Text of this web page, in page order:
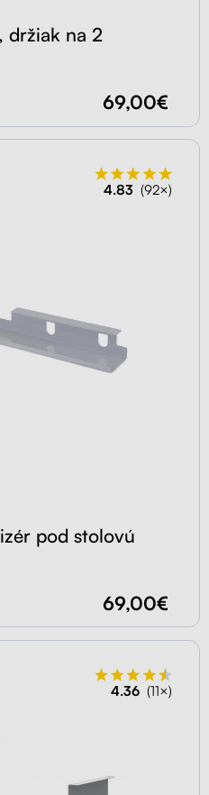
držiak na 2
69,00€
4.83 (92×)
pod stolovú
69,00€
4.36 (11×)